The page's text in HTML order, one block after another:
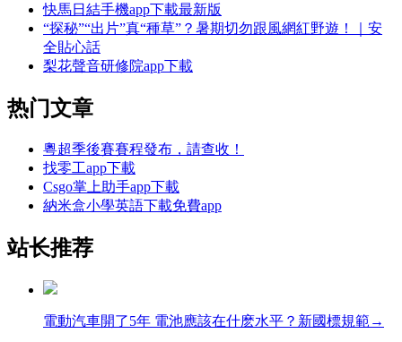
快馬日結手機app下載最新版
“探秘”“出片”真“種草”？暑期切勿跟風網紅野遊！｜安
全貼心話
梨花聲音研修院app下載
热门文章
粵超季後賽賽程發布，請查收！
找零工app下載
Csgo掌上助手app下載
納米盒小學英語下載免費app
站长推荐
電動汽車開了5年 電池應該在什麽水平？新國標規範→